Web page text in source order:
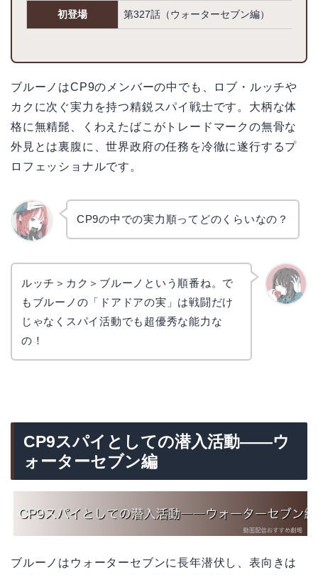
初登場 第327話（ウォーターセブン編）
ブルーノはCP9のメンバーの中でも、ロブ・ルッチや
カクに次ぐ実力を持つ精鋭スパイ戦士です。大柄な体
格に無精髭、くわえたばこがトレードマークの無骨な
外見とは裏腹に、世界政府の任務を冷徹に遂行するプ
ロフェッショナルです。
CP9の中での実力順ってどのくらいなの？
ルッチ＞カク＞ブルーノという順番ね。で
もブルーノの「ドアドアの実」は戦闘だけ
じゃなくスパイ活動でも超優秀な能力な
の！
CP9スパイとしての潜入活動――ウ
ォーターセブン編
ブルーノはウォーターセブンに長年潜伏し、表向きは